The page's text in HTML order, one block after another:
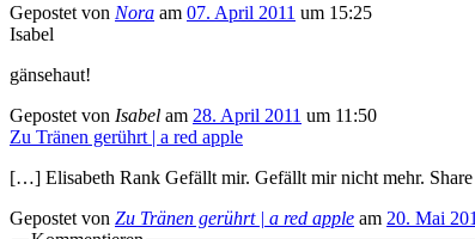
Gepostet von Nora am 07. April 2011 um 15:25
Isabel
gänsehaut!
Gepostet von Isabel am 28. April 2011 um 11:50
Zu Tränen gerührt | a red apple
[…] Elisabeth Rank Gefällt mir. Gefällt mir nicht mehr.
Gepostet von Zu Tränen gerührt | a red apple am 20. Mai